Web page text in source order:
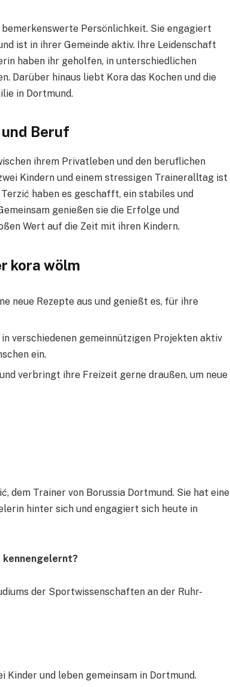
Persönlichkeit. Sie engagiert
ist in ihrer Gemeinde aktiv. Ihre Leidenschaft
haben ihr geholfen, in unterschiedlichen
Darüber hinaus liebt Kora das Kochen und die
in Dortmund.
Beruf
ihrem Privatleben und den beruflichen
Kindern und einem stressigen Traineralltag ist
haben es geschafft, ein stabiles und
genießen sie die Erfolge und
Wert auf die Zeit mit ihren Kindern.
kora wölm
neue Rezepte aus und genießt es, für ihre
verschiedenen gemeinnützigen Projekten aktiv
ein.
verbringt ihre Freizeit gerne draußen, um neue
dem Trainer von Borussia Dortmund. Sie hat eine
hinter sich und engagiert sich heute in
kennengelernt?
der Sportwissenschaften an der Ruhr-
Kinder und leben gemeinsam in Dortmund.